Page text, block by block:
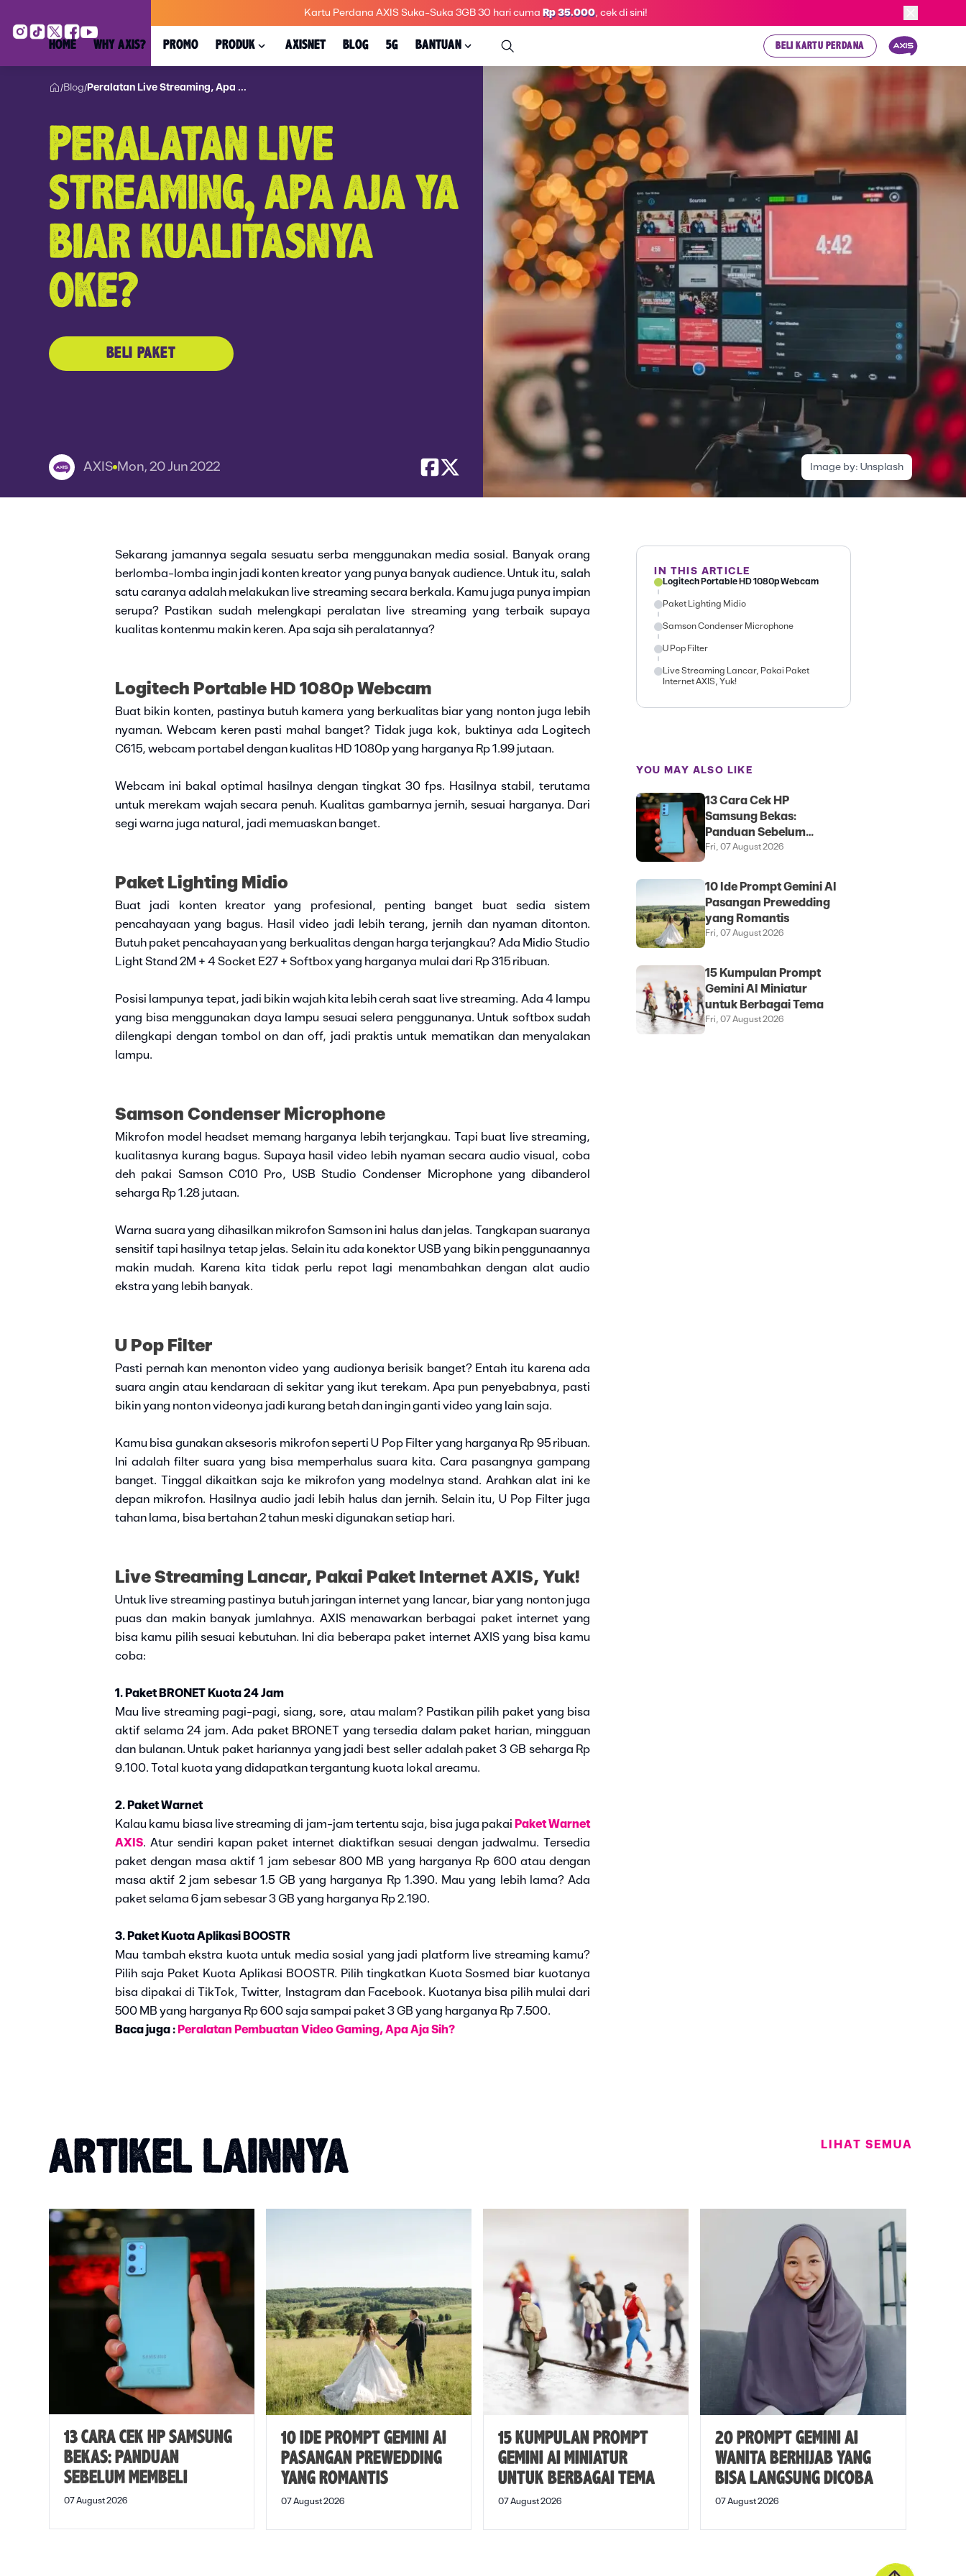
Kartu Perdana AXIS Suka-Suka 3GB 30 hari cuma Rp 35.000, cek di sini!
HOME WHY AXIS? PROMO PRODUK AXISNET BLOG 5G BANTUAN BELI KARTU PERDANA
/Blog/Peralatan Live Streaming, Apa ...
PERALATAN LIVE
STREAMING, APA AJA YA
BIAR KUALITASNYA
OKE?
BELI PAKET
AXIS Mon, 20 Jun 2022 Image by: Unsplash
Sekarang jamannya segala sesuatu serba menggunakan media sosial. Banyak orang
berlomba-lomba ingin jadi konten kreator yang punya banyak audience. Untuk itu, salah
satu caranya adalah melakukan live streaming secara berkala. Kamu juga punya impian
serupa? Pastikan sudah melengkapi peralatan live streaming yang terbaik supaya
kualitas kontenmu makin keren. Apa saja sih peralatannya?
Logitech Portable HD 1080p Webcam
Buat bikin konten, pastinya butuh kamera yang berkualitas biar yang nonton juga lebih
nyaman. Webcam keren pasti mahal banget? Tidak juga kok, buktinya ada Logitech
C615, webcam portabel dengan kualitas HD 1080p yang harganya Rp 1.99 jutaan.
Webcam ini bakal optimal hasilnya dengan tingkat 30 fps. Hasilnya stabil, terutama
untuk merekam wajah secara penuh. Kualitas gambarnya jernih, sesuai harganya. Dari
segi warna juga natural, jadi memuaskan banget.
Paket Lighting Midio
Buat jadi konten kreator yang profesional, penting banget buat sedia sistem
pencahayaan yang bagus. Hasil video jadi lebih terang, jernih dan nyaman ditonton.
Butuh paket pencahayaan yang berkualitas dengan harga terjangkau? Ada Midio Studio
Light Stand 2M + 4 Socket E27 + Softbox yang harganya mulai dari Rp 315 ribuan.
Posisi lampunya tepat, jadi bikin wajah kita lebih cerah saat live streaming. Ada 4 lampu
yang bisa menggunakan daya lampu sesuai selera penggunanya. Untuk softbox sudah
dilengkapi dengan tombol on dan off, jadi praktis untuk mematikan dan menyalakan
lampu.
Samson Condenser Microphone
Mikrofon model headset memang harganya lebih terjangkau. Tapi buat live streaming,
kualitasnya kurang bagus. Supaya hasil video lebih nyaman secara audio visual, coba
deh pakai Samson C010 Pro, USB Studio Condenser Microphone yang dibanderol
seharga Rp 1.28 jutaan.
Warna suara yang dihasilkan mikrofon Samson ini halus dan jelas. Tangkapan suaranya
sensitif tapi hasilnya tetap jelas. Selain itu ada konektor USB yang bikin penggunaannya
makin mudah. Karena kita tidak perlu repot lagi menambahkan dengan alat audio
ekstra yang lebih banyak.
U Pop Filter
Pasti pernah kan menonton video yang audionya berisik banget? Entah itu karena ada
suara angin atau kendaraan di sekitar yang ikut terekam. Apa pun penyebabnya, pasti
bikin yang nonton videonya jadi kurang betah dan ingin ganti video yang lain saja.
Kamu bisa gunakan aksesoris mikrofon seperti U Pop Filter yang harganya Rp 95 ribuan.
Ini adalah filter suara yang bisa memperhalus suara kita. Cara pasangnya gampang
banget. Tinggal dikaitkan saja ke mikrofon yang modelnya stand. Arahkan alat ini ke
depan mikrofon. Hasilnya audio jadi lebih halus dan jernih. Selain itu, U Pop Filter juga
tahan lama, bisa bertahan 2 tahun meski digunakan setiap hari.
Live Streaming Lancar, Pakai Paket Internet AXIS, Yuk!
Untuk live streaming pastinya butuh jaringan internet yang lancar, biar yang nonton juga
puas dan makin banyak jumlahnya. AXIS menawarkan berbagai paket internet yang
bisa kamu pilih sesuai kebutuhan. Ini dia beberapa paket internet AXIS yang bisa kamu
coba:
1. Paket BRONET Kuota 24 Jam
Mau live streaming pagi-pagi, siang, sore, atau malam? Pastikan pilih paket yang bisa
aktif selama 24 jam. Ada paket BRONET yang tersedia dalam paket harian, mingguan
dan bulanan. Untuk paket hariannya yang jadi best seller adalah paket 3 GB seharga Rp
9.100. Total kuota yang didapatkan tergantung kuota lokal areamu.
2. Paket Warnet
Kalau kamu biasa live streaming di jam-jam tertentu saja, bisa juga pakai Paket Warnet
AXIS. Atur sendiri kapan paket internet diaktifkan sesuai dengan jadwalmu. Tersedia
paket dengan masa aktif 1 jam sebesar 800 MB yang harganya Rp 600 atau dengan
masa aktif 2 jam sebesar 1.5 GB yang harganya Rp 1.390. Mau yang lebih lama? Ada
paket selama 6 jam sebesar 3 GB yang harganya Rp 2.190.
3. Paket Kuota Aplikasi BOOSTR
Mau tambah ekstra kuota untuk media sosial yang jadi platform live streaming kamu?
Pilih saja Paket Kuota Aplikasi BOOSTR. Pilih tingkatkan Kuota Sosmed biar kuotanya
bisa dipakai di TikTok, Twitter, Instagram dan Facebook. Kuotanya bisa pilih mulai dari
500 MB yang harganya Rp 600 saja sampai paket 3 GB yang harganya Rp 7.500.
Baca juga : Peralatan Pembuatan Video Gaming, Apa Aja Sih?
IN THIS ARTICLE
Logitech Portable HD 1080p Webcam
Paket Lighting Midio
Samson Condenser Microphone
U Pop Filter
Live Streaming Lancar, Pakai Paket
Internet AXIS, Yuk!
YOU MAY ALSO LIKE
13 Cara Cek HP
Samsung Bekas:
Panduan Sebelum
Membeli
Fri, 07 August 2026
10 Ide Prompt Gemini AI
Pasangan Prewedding
yang Romantis
Fri, 07 August 2026
15 Kumpulan Prompt
Gemini AI Miniatur
untuk Berbagai Tema
Fri, 07 August 2026
ARTIKEL LAINNYA LIHAT SEMUA
13 CARA CEK HP SAMSUNG
BEKAS: PANDUAN
SEBELUM MEMBELI
07 August 2026
10 IDE PROMPT GEMINI AI
PASANGAN PREWEDDING
YANG ROMANTIS
07 August 2026
15 KUMPULAN PROMPT
GEMINI AI MINIATUR
UNTUK BERBAGAI TEMA
07 August 2026
20 PROMPT GEMINI AI
WANITA BERHIJAB YANG
BISA LANGSUNG DICOBA
07 August 2026